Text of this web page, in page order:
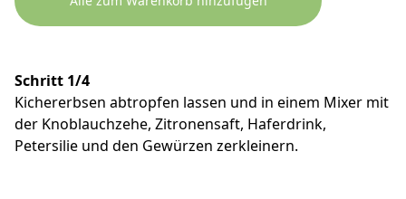
Schritt 1/4
Kichererbsen abtropfen lassen und in einem Mixer mit
der Knoblauchzehe, Zitronensaft, Haferdrink,
Petersilie und den Gewürzen zerkleinern.